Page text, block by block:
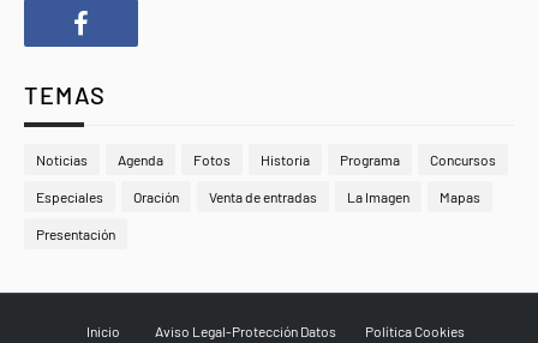
TEMAS
Noticias Agenda Fotos Historia Programa Concursos
Especiales Oración Venta de entradas La Imagen Mapas
Presentación
Inicio Aviso Legal-Protección Datos Política Cookies